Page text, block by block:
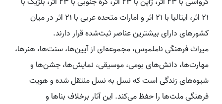
۲۱ اثر، ایتالیا با ۲۱ اثر و امارات متحده عربی با ۲۱ اثر در میان
کشورهای دارای بیشترین عناصر ثبت‌شده قرار دارند.
میراث فرهنگی ناملموس، مجموعه‌ای از آیین‌ها، سنت‌ها، هنرها،
مهارت‌ها، دانش‌های بومی، موسیقی، نمایش‌ها، جشن‌ها و
شیوه‌های زندگی است که نسل به نسل منتقل شده و هویت
فرهنگی ملت‌ها را حفظ می‌کند. این آثار برخلاف بناها و